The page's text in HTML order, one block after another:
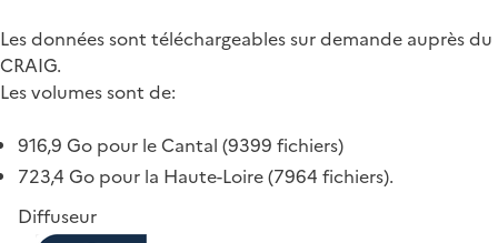
Les données sont téléchargeables sur demande auprès du
CRAIG.
Les volumes sont de:
916,9 Go pour le Cantal (9399 fichiers)
723,4 Go pour la Haute-Loire (7964 fichiers).
Diffuseur